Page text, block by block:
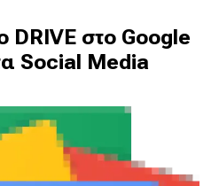
DRIVE στο Google
Social Media